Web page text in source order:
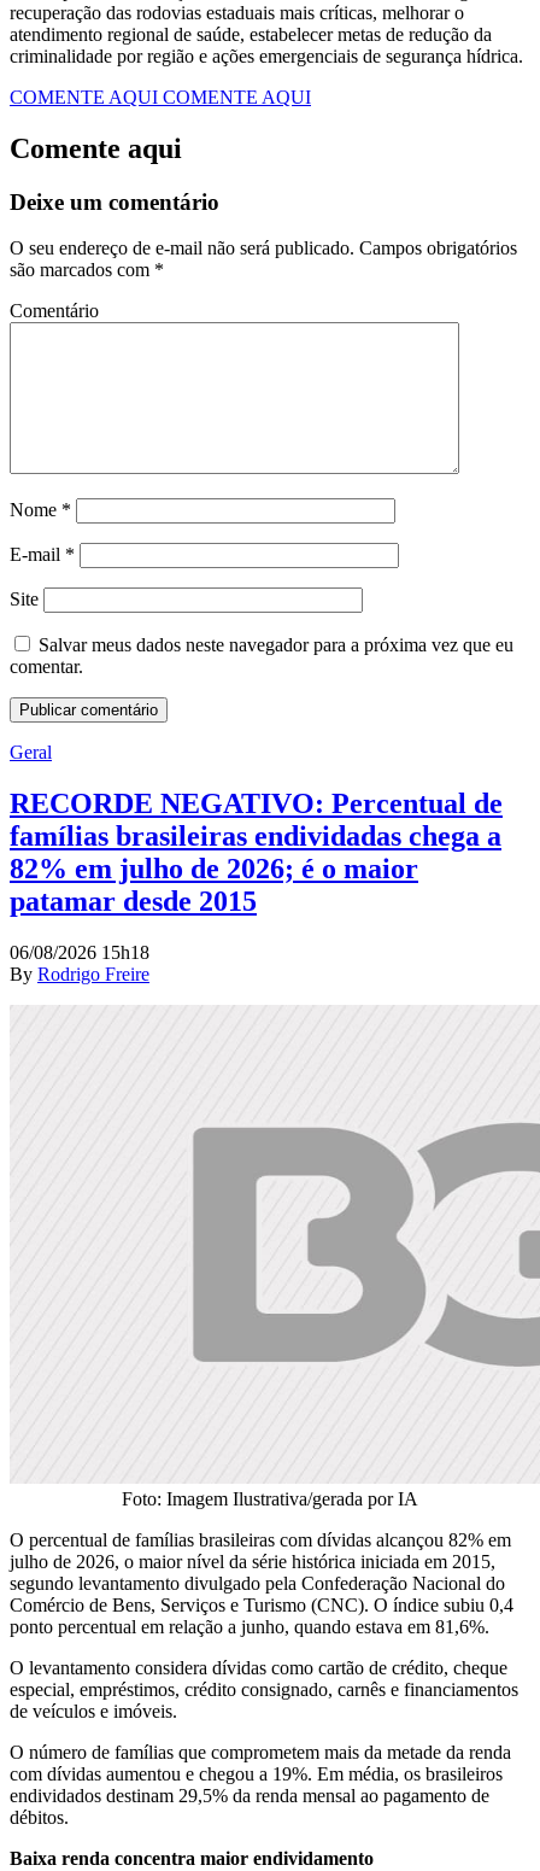
recuperação das rodovias estaduais mais críticas, melhorar o
atendimento regional de saúde, estabelecer metas de redução da
criminalidade por região e ações emergenciais de segurança hídrica.
COMENTE AQUI COMENTE AQUI
Comente aqui
Deixe um comentário
O seu endereço de e-mail não será publicado. Campos obrigatórios
são marcados com *
Comentário
Nome *
E-mail *
Site
Salvar meus dados neste navegador para a próxima vez que eu
comentar.
Geral
RECORDE NEGATIVO: Percentual de
famílias brasileiras endividadas chega a
82% em julho de 2026; é o maior
patamar desde 2015
06/08/2026 15h18
By Rodrigo Freire
Foto: Imagem Ilustrativa/gerada por IA
O percentual de famílias brasileiras com dívidas alcançou 82% em
julho de 2026, o maior nível da série histórica iniciada em 2015,
segundo levantamento divulgado pela Confederação Nacional do
Comércio de Bens, Serviços e Turismo (CNC). O índice subiu 0,4
ponto percentual em relação a junho, quando estava em 81,6%.
O levantamento considera dívidas como cartão de crédito, cheque
especial, empréstimos, crédito consignado, carnês e financiamentos
de veículos e imóveis.
O número de famílias que comprometem mais da metade da renda
com dívidas aumentou e chegou a 19%. Em média, os brasileiros
endividados destinam 29,5% da renda mensal ao pagamento de
débitos.
Baixa renda concentra maior endividamento